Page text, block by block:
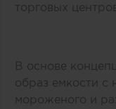
торговых
В основе
образ емкости с
мороженого и